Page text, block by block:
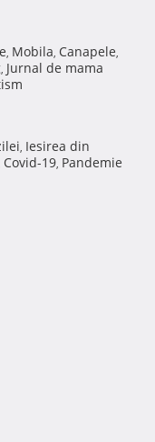
, Mobila, Canapele,
, Jurnal de mama
, Iesirea din
Covid-19, Pandemie